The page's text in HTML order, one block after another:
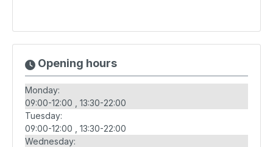
Opening hours
Monday:
09:00-12:00
13:30-22:00
Tuesday:
09:00-12:00
13:30-22:00
Wednesday: